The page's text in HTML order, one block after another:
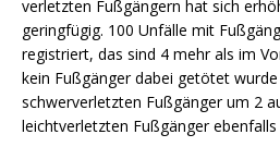
verletzten Fußgängern hat sich
geringfügig. 100 Unfälle mit
registriert, das sind 4 mehr als im
kein Fußgänger dabei getötet
schwerverletzten Fußgänger um 2
leichtverletzten Fußgänger